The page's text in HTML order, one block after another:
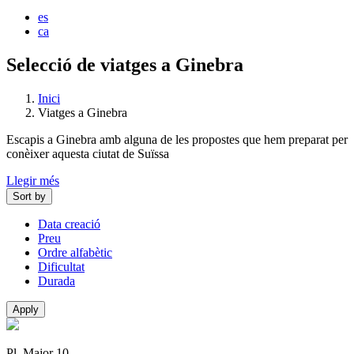
es
ca
Selecció de viatges a Ginebra
Inici
Viatges a Ginebra
Escapis a Ginebra amb alguna de les propostes que hem preparat per
conèixer aquesta ciutat de Suïssa
Llegir més
Sort by
Data creació
Preu
Ordre alfabètic
Dificultat
Durada
Apply